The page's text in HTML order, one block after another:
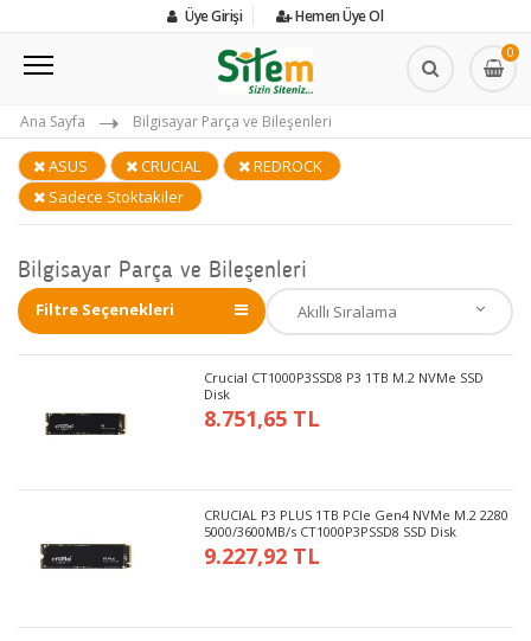
Üye Girişi Hemen Üye Ol
0
Ana Sayfa Bilgisayar Parça ve Bileşenleri
ASUS CRUCIAL
REDROCK
Sadece Stoktakiler
Bilgisayar Parça ve Bileşenleri
Filtre Seçenekleri
Crucial CT1000P3SSD8 P3 1TB M.2 NVMe SSD
Disk
8.751,65 TL
CRUCIAL P3 PLUS 1TB PCIe Gen4 NVMe M.2 2280
5000/3600MB/s CT1000P3PSSD8 SSD Disk
9.227,92 TL